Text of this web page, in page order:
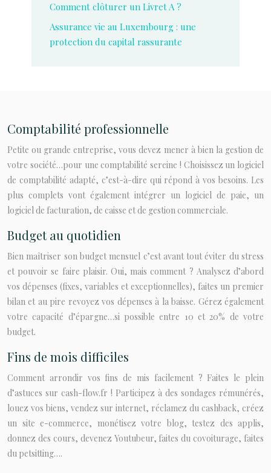
Comment clôturer un Livret A ?
Assurance vie au Luxembourg : une
protection du capital rassurante
Comptabilité professionnelle
Petite ou grande entreprise, vous devez mener à bien la gestion de
votre société…pour une comptabilité sereine ! Choisissez un logiciel
de comptabilité adapté, c’est-à-dire qui répond à vos besoins. Les
plus complets vont également intégrer un logiciel de paie, un
logiciel de facturation, de caisse et de gestion commerciale.
Budget au quotidien
Bien maîtriser son budget mensuel c’est avant tout éviter du stress
et pouvoir se faire plaisir. Oui, mais comment ? Analysez d’abord
vos dépenses (fixes, variables et exceptionnelles), faites un premier
bilan et au pire revoyez vos dépenses à la baisse. Gérez également
votre capacité d’épargne…si possible entre 10 et 20% de votre
budget.
Fins de mois difficiles
Comment arrondir vos fins de mis facilement ? Faites le plein
d’astuces sur cash-flow.fr ! Participez à des sondages rémunérés,
louez vos biens, vendez sur internet, réclamez du cashback, créez
un site e-commerce, monétisez votre blog, testez des applis,
donnez des cours, devenez Youtubeur, faites du covoiturage, faites
du petsitting….